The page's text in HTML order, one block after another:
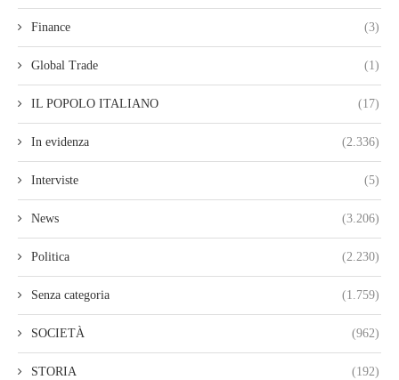
Finance (3)
Global Trade (1)
IL POPOLO ITALIANO (17)
In evidenza (2.336)
Interviste (5)
News (3.206)
Politica (2.230)
Senza categoria (1.759)
SOCIETÀ (962)
STORIA (192)